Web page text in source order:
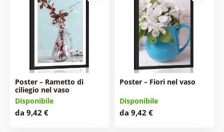
Poster – Rametto di
ciliegio nel vaso
Disponibile
da 9,42 €
Poster – Fiori nel vaso
Disponibile
da 9,42 €